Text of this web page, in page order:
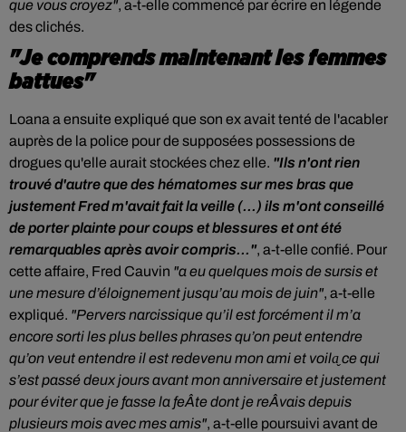
que vous croyez", a-t-elle commencé par écrire en légende
des clichés.
"Je comprends maintenant les femmes
battues"
Loana a ensuite expliqué que son ex avait tenté de l'acabler
auprès de la police pour de supposées possessions de
drogues qu'elle aurait stockées chez elle. "Ils n'ont rien
trouvé d'autre que des hématomes sur mes bras que
justement Fred m'avait fait la veille (...) ils m'ont conseillé
de porter plainte pour coups et blessures et ont été
remarquables après avoir compris...", a-t-elle confié. Pour
cette affaire, Fred Cauvin "a eu quelques mois de sursis et
une mesure d’éloignement jusqu’au mois de juin", a-t-elle
expliqué. "Pervers narcissique qu’il est forcément il m’a
encore sorti les plus belles phrases qu’on peut entendre
qu’on veut entendre il est redevenu mon ami et voila̬ ce qui
s’est passé deux jours avant mon anniversaire et justement
pour éviter que je fasse la feÂte dont je reÂvais depuis
plusieurs mois avec mes amis", a-t-elle poursuivi avant de